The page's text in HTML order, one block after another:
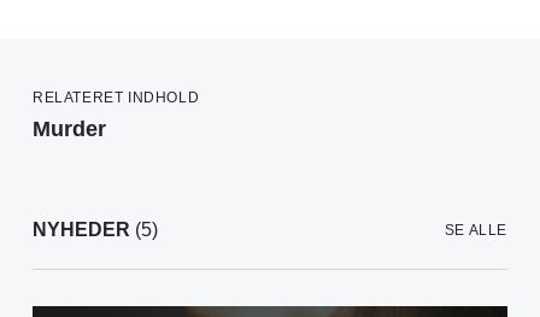
RELATERET INDHOLD
Murder
NYHEDER (5) SE ALLE